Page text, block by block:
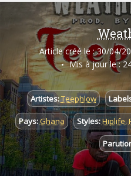
Article créé le : 30/04/
Mis à jour le :
Artistes:Teephlow
Pays:Ghana Styles:Hiplife,